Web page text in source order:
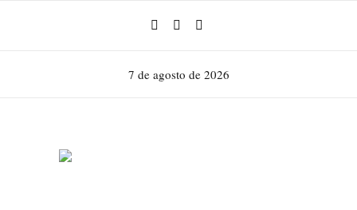
7 de agosto de 2026